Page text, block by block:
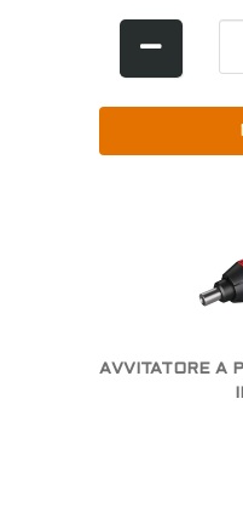
AVVITATORE A